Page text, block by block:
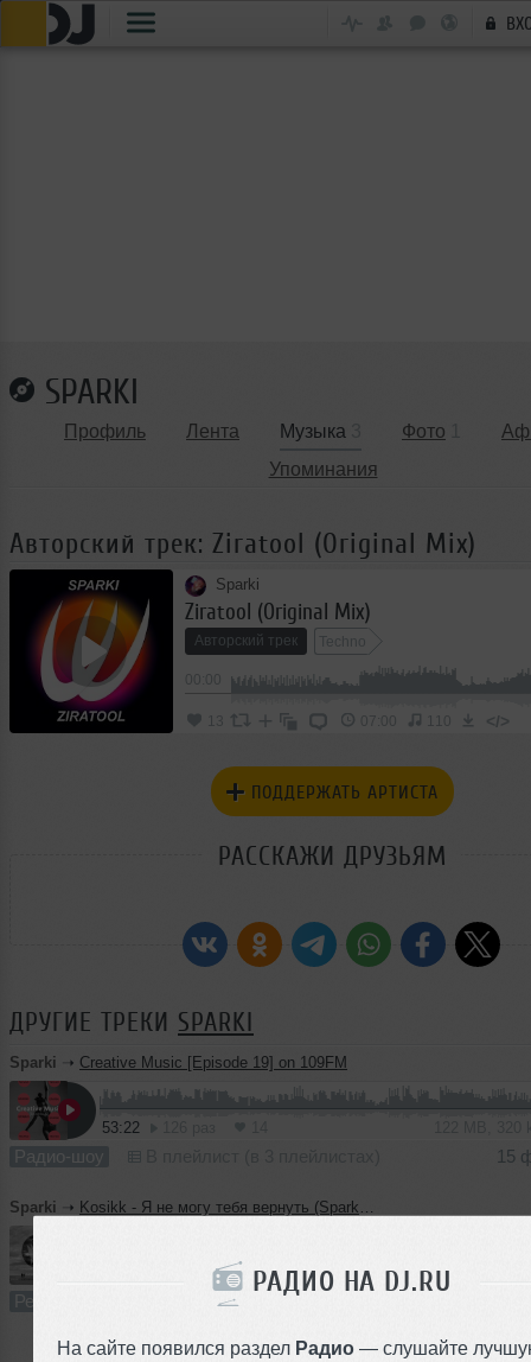
РАДИО НА DJ.RU
На сайте появился раздел Радио — слушайте
SPARKI
Профиль Лента Музыка Фото
Упоминания
Авторский трек: Ziratool (Original Mix)
Sparki
Ziratool (Original Mix)
Авторский трек Techno
13 07:00 </>
ПОДДЕРЖАТЬ АРТИСТА
РАССКАЖИ ДРУЗЬЯМ
ДРУГИЕ ТРЕКИ SPARKI
Sparki ➝ Creative Music [Episode 19] on 109FM
53:22
Радио-шоу 15
Sparki ➝ Kosikk - Я не могу тебя вернуть (Sparki Remix)
14 14 MB, 320
Ремикс В плейлист (в 1 плейлисте)